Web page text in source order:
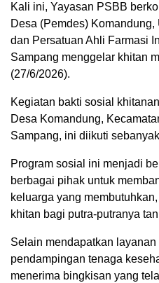
Kali ini, Yayasan PSBB
Desa (Pemdes)
dan Persatuan Ahli Farmasi
Sampang menggelar khitan
(27/6/2026).
Kegiatan bakti sosial
Desa Komandung,
Sampang, ini diikuti
Program sosial ini menjadi
berbagai pihak untuk
keluarga yang
khitan bagi putra-putranya
Selain mendapatkan
pendampingan tenaga
menerima bingkisan yang